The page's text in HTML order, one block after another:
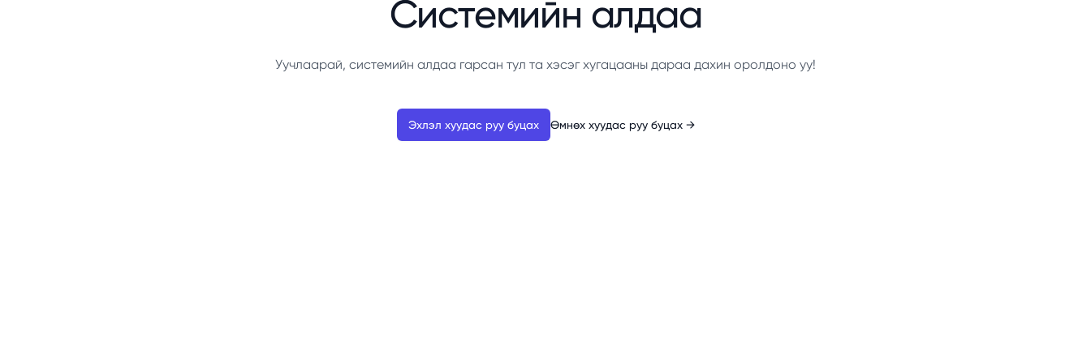
Системийн алдаа
Уучлаарай, системийн алдаа гарсан тул та хэсэг хугацааны дараа дахин оролдоно уу!
Эхлэл хуудас руу буцах Өмнөх хуудас руу буцах →